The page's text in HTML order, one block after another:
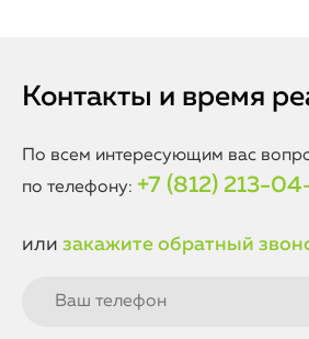
Контакты и время
По всем интересующим вас
по телефону: +7 (812) 213-
или закажите обратный